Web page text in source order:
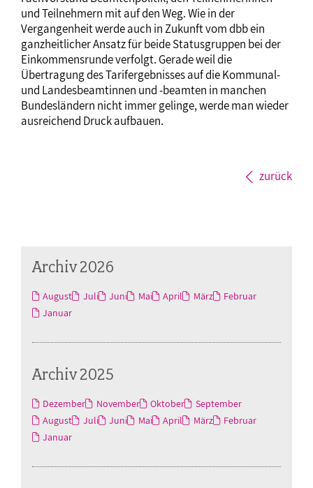
und Teilnehmern mit auf den Weg. Wie in der
Vergangenheit werde auch in Zukunft vom dbb ein
ganzheitlicher Ansatz für beide Statusgruppen bei der
Einkommensrunde verfolgt. Gerade weil die
Übertragung des Tarifergebnisses auf die Kommunal-
und Landesbeamtinnen und -beamten in manchen
Bundesländern nicht immer gelinge, werde man wieder
ausreichend Druck aufbauen.
zurück
Archiv 2026
August Juli Juni Mai April März
Februar
Januar
Archiv 2025
Dezember November Oktober
September
August
Juli Juni Mai April März
Februar
Januar